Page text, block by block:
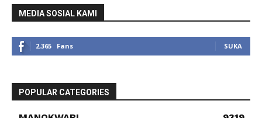
MEDIA SOSIAL KAMI
2,365 Fans SUKA
POPULAR CATEGORIES